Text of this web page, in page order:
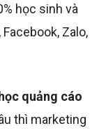
học sinh và
Zalo,
quảng cáo
thì marketing